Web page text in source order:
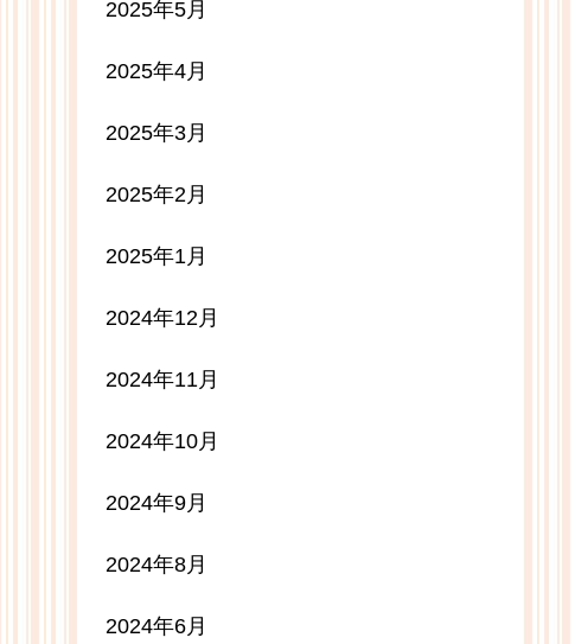
2025年5月
2025年4月
2025年3月
2025年2月
2025年1月
2024年12月
2024年11月
2024年10月
2024年9月
2024年8月
2024年6月